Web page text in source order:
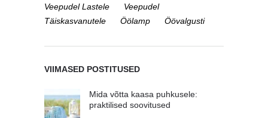
Veepudel Lastele
Veepudel
Täiskasvanutele
Öölamp Öövalgusti
VIIMASED POSTITUSED
Mida võtta kaasa puhkusele:
praktilised soovitused